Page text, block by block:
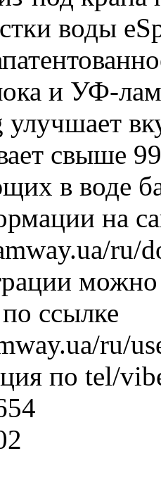
воды
и УФ-
свыше
в воде
на
ru/
ссылке
ru/
по tel/